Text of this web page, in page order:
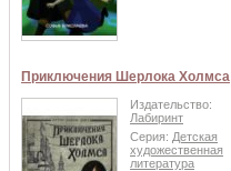
Приключения Шерлока Холмса
Издательство:
Лабиринт
Серия: Детская
художественная
литература